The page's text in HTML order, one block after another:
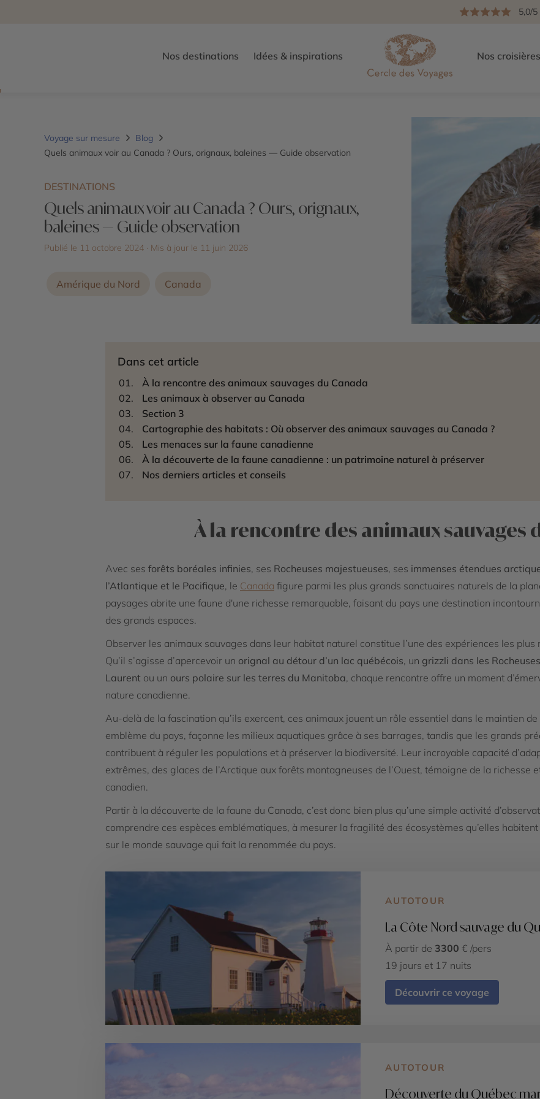
5,0/5
Nos destinations Idées & inspirations Nos croisières
Voyage sur mesure
Blog
Quels animaux voir au Canada ? Ours, orignaux, baleines — Guide observation
DESTINATIONS
Quels animaux voir au Canada ? Ours, orignaux,
baleines — Guide observation
Publié le 11 octobre 2024 · Mis à jour le 11 juin 2026
Amérique du Nord Canada
Dans cet article
À la rencontre des animaux sauvages du Canada
Les animaux à observer au Canada
Section 3
Cartographie des habitats : Où observer des animaux sauvages au Canada ?
Les menaces sur la faune canadienne
À la découverte de la faune canadienne : un patrimoine naturel à préserver
Nos derniers articles et conseils
À la rencontre des animaux sauvages
Avec ses forêts boréales infinies, ses Rocheuses majestueuses, ses immenses étendues
l’Atlantique et le Pacifique, le Canada figure parmi les plus grands sanctuaires naturels de la
paysages abrite une faune d'une richesse remarquable, faisant du pays une destination
des grands espaces.
Observer les animaux sauvages dans leur habitat naturel constitue l’une des expériences les plus
Qu’il s’agisse d’apercevoir un orignal au détour d’un lac québécois, un grizzli dans les Rocheuses
Laurent ou un ours polaire sur les terres du Manitoba, chaque rencontre offre un moment
nature canadienne.
Au-delà de la fascination qu’ils exercent, ces animaux jouent un rôle essentiel dans le maintien de
emblème du pays, façonne les milieux aquatiques grâce à ses barrages, tandis que les grands
contribuent à réguler les populations et à préserver la biodiversité. Leur incroyable capacité
extrêmes, des glaces de l’Arctique aux forêts montagneuses de l’Ouest, témoigne de la richesse
canadien.
Partir à la découverte de la faune du Canada, c’est donc bien plus qu’une simple activité
comprendre ces espèces emblématiques, à mesurer la fragilité des écosystèmes qu’elles
sur le monde sauvage qui fait la renommée du pays.
AUTOTOUR
La Côte Nord sauvage du
À partir de 3300 € /pers
19 jours et 17 nuits
Découvrir ce voyage
AUTOTOUR
Découverte du Québec